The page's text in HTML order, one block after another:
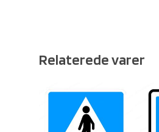
Relaterede varer